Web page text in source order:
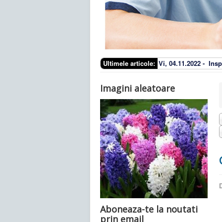
Ultimele articole: Vi, 04.11.2022 -
Imagini aleatoare
Aboneaza-te la noutati
prin email